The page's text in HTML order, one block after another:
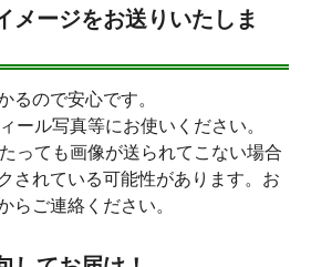
メージをお送りいたしま
るので安心です。
ール写真等にお使いください。
っても画像が送られてこない場合
されている可能性があります。お
らご連絡ください。